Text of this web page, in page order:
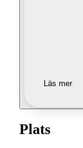
Läs mer
Plats